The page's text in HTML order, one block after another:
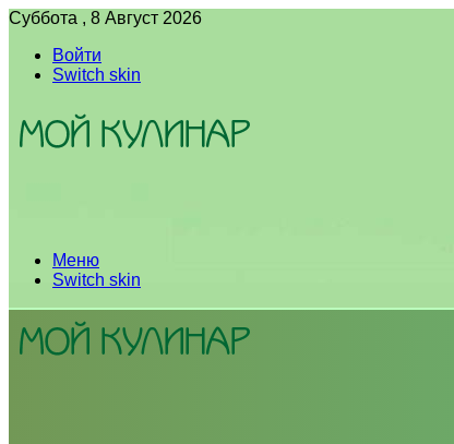
Суббота , 8 Август 2026
Войти
Switch skin
Меню
Switch skin